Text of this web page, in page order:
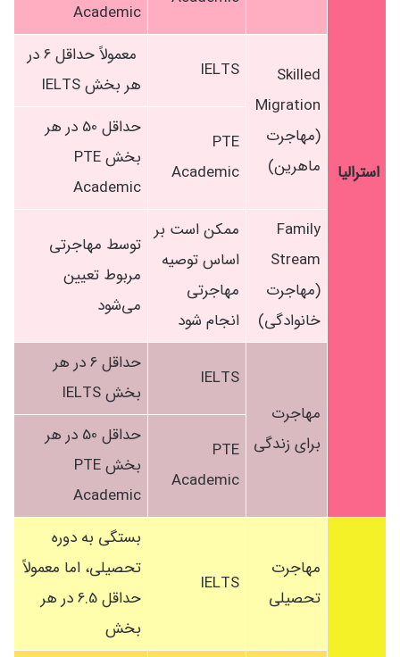
استرالیا
Academic
Skilled
Migration
(مهاجرت
ماهرین)
IELTS
معمولاً حداقل 6 در
هر بخش IELTS
PTE
Academic
حداقل 50 در هر
بخش PTE
Academic
Family
Stream
(مهاجرت
خانوادگی)
ممکن است بر
اساس توصیه
مهاجرتی
انجام شود
توسط مهاجرتی
مربوط تعیین
می‌شود
مهاجرت
برای زندگی
IELTS
حداقل 6 در هر
بخش IELTS
PTE
Academic
حداقل 50 در هر
بخش PTE
Academic
مهاجرت
تحصیلی
IELTS
بستگی به دوره
تحصیلی، اما معمولاً
حداقل 6.5 در هر
بخش